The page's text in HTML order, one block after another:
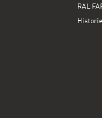
RAL
Historie